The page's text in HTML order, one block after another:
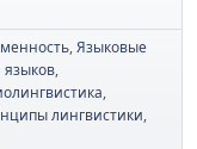
Языковые
языков
лингвистики